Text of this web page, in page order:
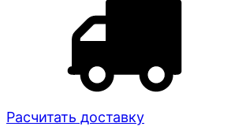
Расчитать доставку